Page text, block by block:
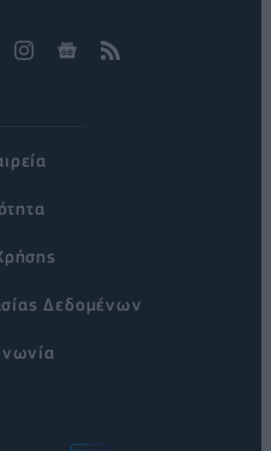
Δεδομένων